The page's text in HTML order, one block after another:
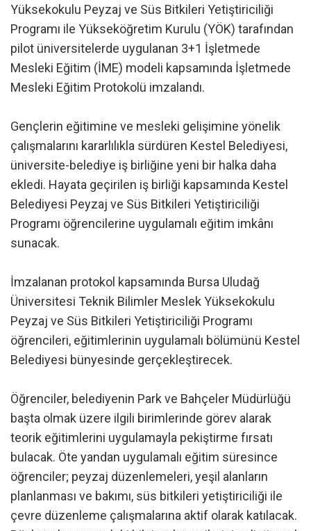
Yüksekokulu Peyzaj ve Süs Bitkileri Yetiştiriciliği
Programı ile Yükseköğretim Kurulu (YÖK) tarafından
pilot üniversitelerde uygulanan 3+1 İşletmede
Mesleki Eğitim (İME) modeli kapsamında İşletmede
Mesleki Eğitim Protokolü imzalandı.
Gençlerin eğitimine ve mesleki gelişimine yönelik
çalışmalarını kararlılıkla sürdüren Kestel Belediyesi,
üniversite-belediye iş birliğine yeni bir halka daha
ekledi. Hayata geçirilen iş birliği kapsamında Kestel
Belediyesi Peyzaj ve Süs Bitkileri Yetiştiriciliği
Programı öğrencilerine uygulamalı eğitim imkânı
sunacak.
İmzalanan protokol kapsamında Bursa Uludağ
Üniversitesi Teknik Bilimler Meslek Yüksekokulu
Peyzaj ve Süs Bitkileri Yetiştiriciliği Programı
öğrencileri, eğitimlerinin uygulamalı bölümünü Kestel
Belediyesi bünyesinde gerçekleştirecek.
Öğrenciler, belediyenin Park ve Bahçeler Müdürlüğü
başta olmak üzere ilgili birimlerinde görev alarak
teorik eğitimlerini uygulamayla pekiştirme fırsatı
bulacak. Öte yandan uygulamalı eğitim süresince
öğrenciler; peyzaj düzenlemeleri, yeşil alanların
planlanması ve bakımı, süs bitkileri yetiştiriciliği ile
çevre düzenleme çalışmalarına aktif olarak katılacak.